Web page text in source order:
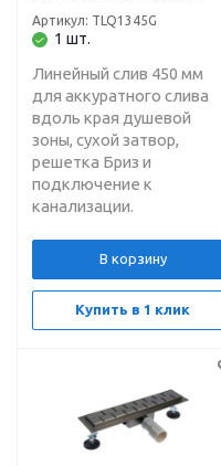
нержавеющая сталь
"Бриз" TLQ1345G Ани
1 шт.
Артикул: TLQ1345G
Линейный слив 450 мм
для аккуратного слива
вдоль края душевой
зоны, сухой затвор,
решетка Бриз и
подключение к
канализации.
В корзину
Купить в 1 клик